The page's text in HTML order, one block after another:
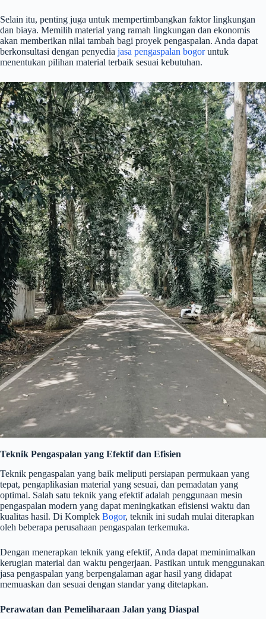
Selain itu, penting juga untuk mempertimbangkan faktor lingkungan
dan biaya. Memilih material yang ramah lingkungan dan ekonomis
akan memberikan nilai tambah bagi proyek pengaspalan. Anda dapat
berkonsultasi dengan penyedia jasa pengaspalan bogoruntuk
menentukan pilihan material terbaik sesuai kebutuhan.
Teknik Pengaspalan yang Efektif dan Efisien
Teknik pengaspalan yang baik meliputi persiapan permukaan yang
tepat, pengaplikasian material yang sesuai, dan pemadatan yang
optimal. Salah satu teknik yang efektif adalah penggunaan mesin
pengaspalan modern yang dapat meningkatkan efisiensi waktu dan
kualitas hasil. Di Komplek Bogor, teknik ini sudah mulai diterapkan
oleh beberapa perusahaan pengaspalan terkemuka.
Dengan menerapkan teknik yang efektif, Anda dapat meminimalkan
kerugian material dan waktu pengerjaan. Pastikan untuk menggunakan
jasa pengaspalan yang berpengalaman agar hasil yang didapat
memuaskan dan sesuai dengan standar yang ditetapkan.
Perawatan dan Pemeliharaan Jalan yang Diaspal